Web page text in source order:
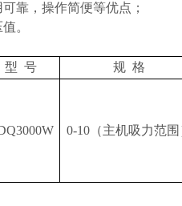
靠，操作简便等优点；
。
型 号 规 格
0-10（主机吸力范围